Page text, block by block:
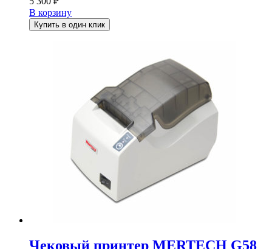
В корзину
Купить в один клик
Чековый принтер MERTECH G58